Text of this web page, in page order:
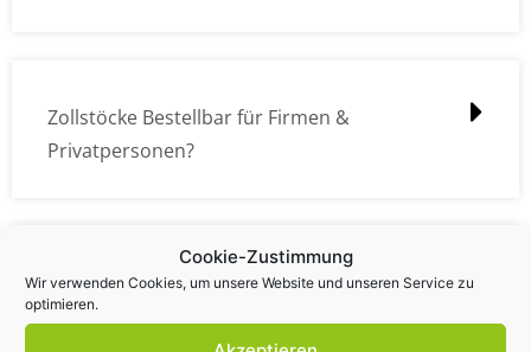
Cookie-Zustimmung
Wir verwenden Cookies, um unsere Website und unseren Service zu
optimieren.
Zollstöcke Bestellbar für Firmen &
Privatpersonen?
Wie kann ich die Daten (z.B. Logos und Texte)
übermitteln?